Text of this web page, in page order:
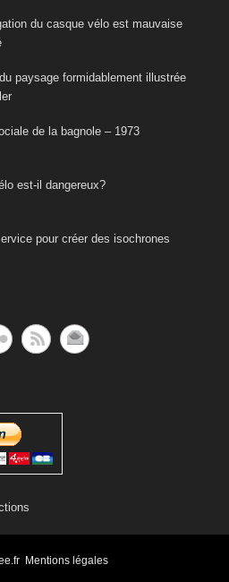
du casque vélo est mauvaise
paysage formidablement illustrée
de la bagnole – 1973
est-il dangereux?
pour créer des isochrones
Mentions légales